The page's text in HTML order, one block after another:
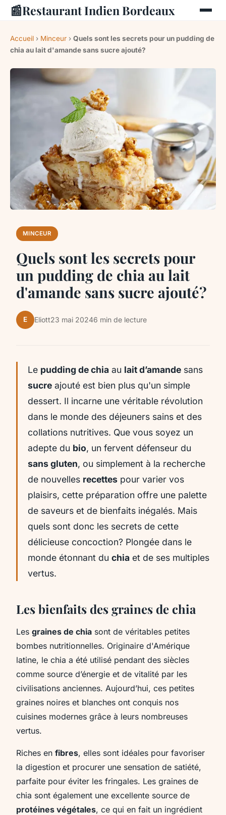
📰Restaurant Indien Bordeaux
Accueil › Minceur › Quels sont les secrets pour un pudding de
chia au lait d'amande sans sucre ajouté?
MINCEUR
Quels sont les secrets pour
un pudding de chia au lait
d'amande sans sucre ajouté?
E Eliott23 mai 20246 min de lecture
Le pudding de chia au lait d’amande sans
sucre ajouté est bien plus qu'un simple
dessert. Il incarne une véritable révolution
dans le monde des déjeuners sains et des
collations nutritives. Que vous soyez un
adepte du bio, un fervent défenseur du
sans gluten, ou simplement à la recherche
de nouvelles recettes pour varier vos
plaisirs, cette préparation offre une palette
de saveurs et de bienfaits inégalés. Mais
quels sont donc les secrets de cette
délicieuse concoction? Plongée dans le
monde étonnant du chia et de ses multiples
vertus.
Les bienfaits des graines de chia
Les graines de chia sont de véritables petites
bombes nutritionnelles. Originaire d'Amérique
latine, le chia a été utilisé pendant des siècles
comme source d’énergie et de vitalité par les
civilisations anciennes. Aujourd’hui, ces petites
graines noires et blanches ont conquis nos
cuisines modernes grâce à leurs nombreuses
vertus.
Riches en fibres, elles sont idéales pour favoriser
la digestion et procurer une sensation de satiété,
parfaite pour éviter les fringales. Les graines de
chia sont également une excellente source de
protéines végétales, ce qui en fait un ingrédient